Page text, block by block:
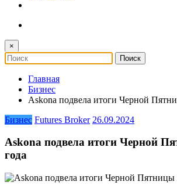
×
Главная
Бизнес
Askona подвела итоги Черной
Бизнес Futures Broker 26.09.2024
Askona подвела итоги Черной
года